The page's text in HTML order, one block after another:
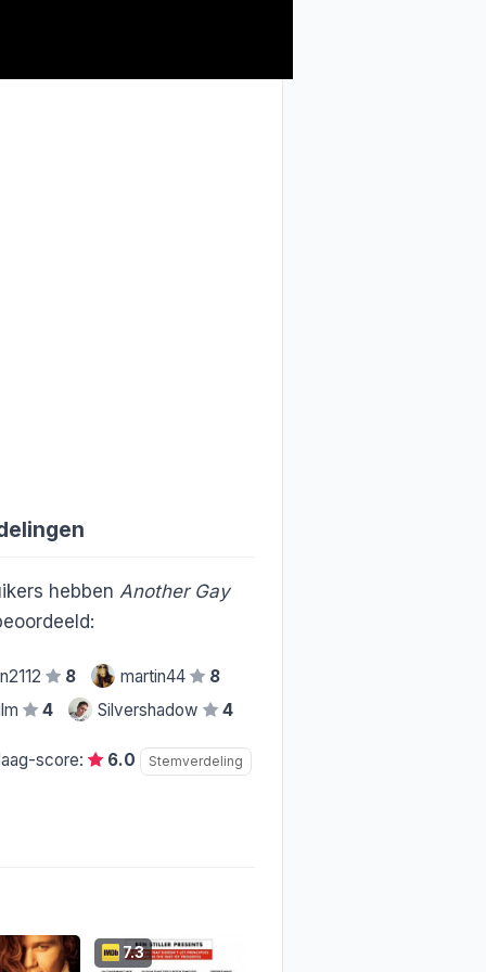
hebben Another Gay
8 martin44
8
4 Silvershadow 4
score: 6.0 Stemverdeling
7.3